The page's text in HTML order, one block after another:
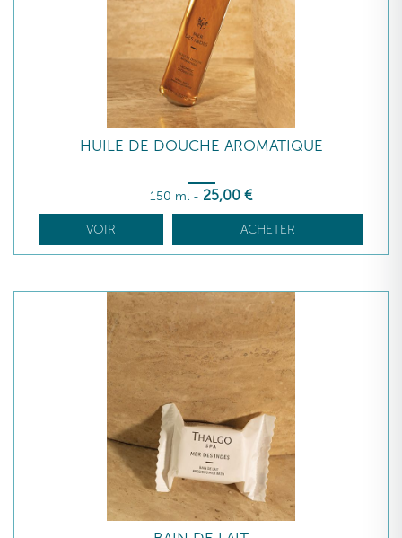
HUILE DE DOUCHE AROMATIQUE
150 ml - 25,00 €
VOIR ACHETER